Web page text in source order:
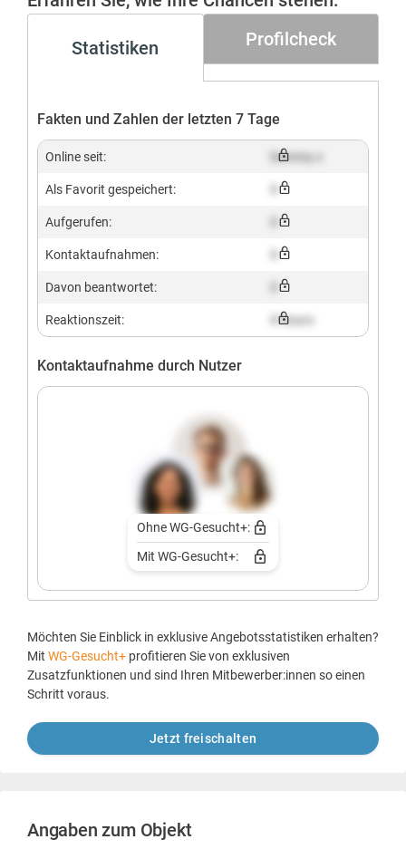
Statistiken Profilcheck
Fakten und Zahlen der letzten 7 Tage
Online seit: Dummy x
Als Favorit gespeichert:
Aufgerufen:
Kontaktaufnahmen:
Davon beantwortet:
Reaktionszeit: X hours
Kontaktaufnahme durch Nutzer
Ohne WG-Gesucht+:
Mit WG-Gesucht+:
Möchten Sie Einblick in exklusive Angebotsstatistiken erhalten?
Mit WG-Gesucht+ profitieren Sie von exklusiven
Zusatzfunktionen und sind Ihren Mitbewerber:innen so einen
Schritt voraus.
Jetzt freischalten
Angaben zum Objekt